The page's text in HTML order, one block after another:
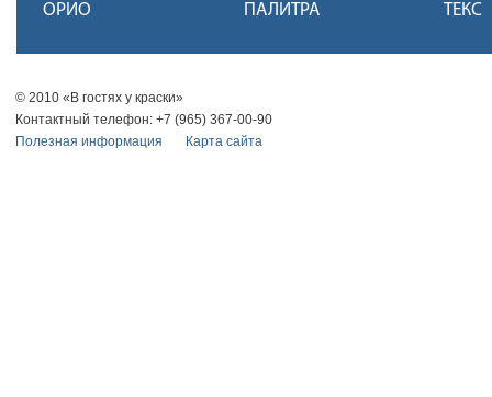
ОРИО
ПАЛИТРА ТЕКС
© 2010 «В гостях у краски»
Контактный телефон: +7 (965) 367-00-90
Полезная информация
Карта сайта